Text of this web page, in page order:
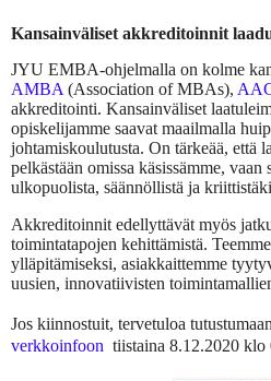
Kansainväliset akkreditoinnit
JYU EMBA-ohjelmalla on kolme
AMBA(Association of MBAs),
akkreditointi. Kansainväliset
opiskelijamme saavat maailmalla
johtamiskoulutusta. On tärkeää, että
pelkästään omissa käsissämme, vaan
ulkopuolista, säännöllistä ja
Akkreditoinnit edellyttävät myös
toimintatapojen kehittämistä.
ylläpitämiseksi, asiakkaittemme
uusien, innovatiivisten
Jos kiinnostuit, tervetuloa
verkkoinfoon tiistaina 8.12.2020 klo